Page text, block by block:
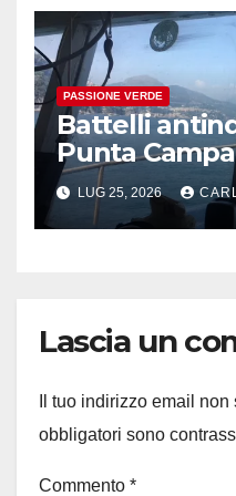
PASSIONE VERDE
Battelli
Punta
sul Mare
LUG 25, 2026
Lascia un
Il tuo indirizzo email
obbligatori sono
Commento *